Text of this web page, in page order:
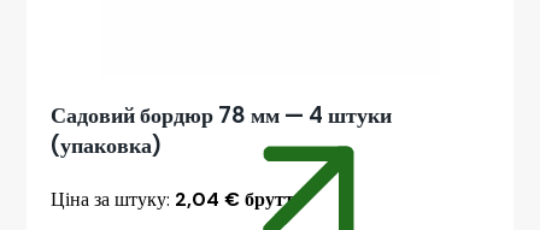
Садовий бордюр 78 мм — 4 штуки
(упаковка)
Ціна за штуку: 2,04 € брутто